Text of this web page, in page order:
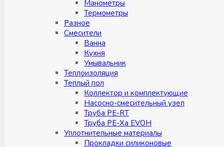
Манометры
Термометры
Разное
Смесители
Ванна
Кухня
Умывальник
Теплоизоляция
Теплый пол
Коллектор и комплектующие
Насосно-смесительный узел
Труба PE-RT
Труба PE-Xa EVOH
Уплотнительные материалы
Прокладки силиконовые